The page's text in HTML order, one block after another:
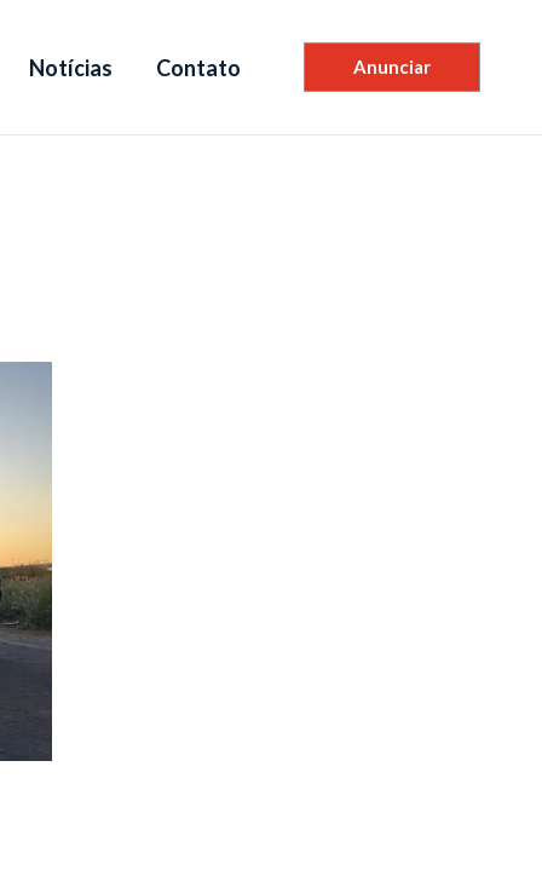
Notícias Contato Anunciar